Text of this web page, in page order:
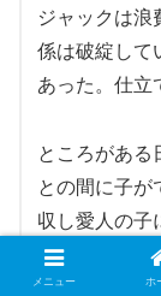
ジャックは浪
係は破綻して
あった。仕立
ところがある
との間に子が
収し愛人の子
堪忍袋の緒が
メニュー ホ